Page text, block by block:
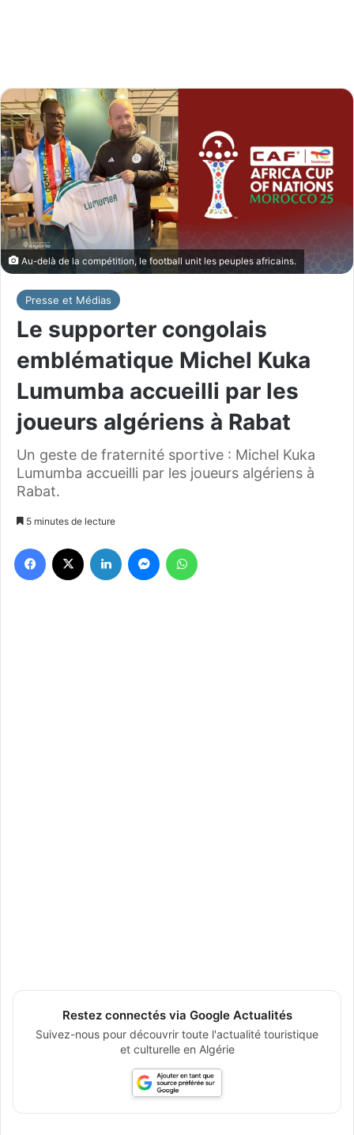
Au-delà de la compétition, le football unit les peuples africains.
Presse et Médias
Le supporter congolais
emblématique Michel Kuka
Lumumba accueilli par les
joueurs algériens à Rabat
Un geste de fraternité sportive : Michel Kuka
Lumumba accueilli par les joueurs algériens à
Rabat.
5 minutes de lecture
Restez connectés via Google Actualités
Suivez-nous pour découvrir toute l'actualité touristique
et culturelle en Algérie